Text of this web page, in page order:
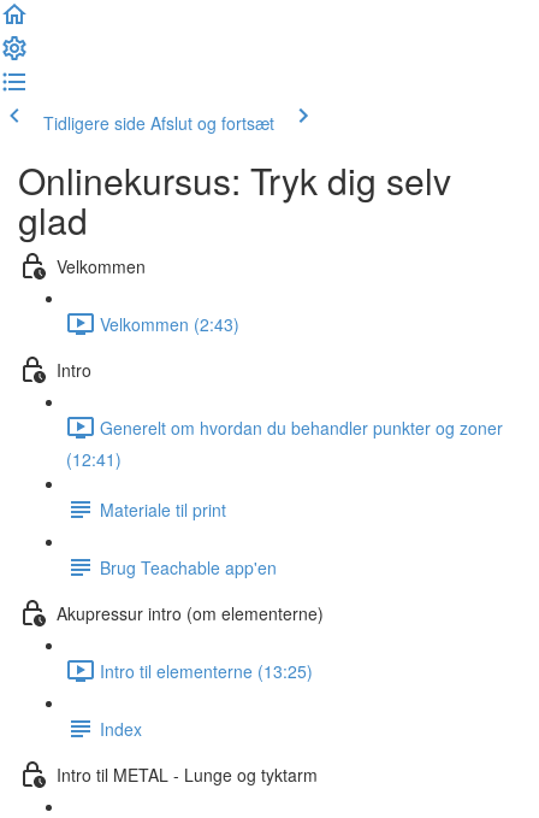
Tidligere side Afslut og fortsæt
Onlinekursus: Tryk dig selv
glad
Velkommen
Velkommen (2:43)
Intro
Generelt om hvordan du behandler punkter og zoner
(12:41)
Materiale til print
Brug Teachable app'en
Akupressur intro (om elementerne)
Intro til elementerne (13:25)
Index
Intro til METAL - Lunge og tyktarm